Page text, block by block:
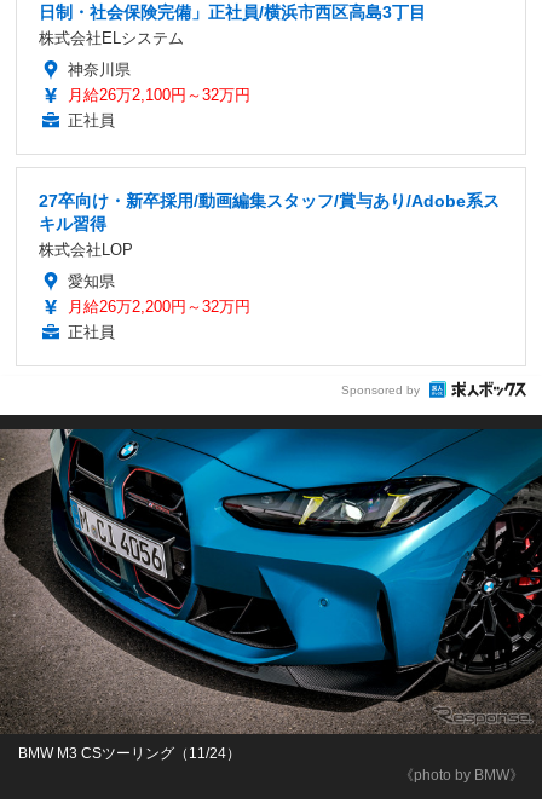
日制・社会保険完備」正社員/横浜市西区高島3丁目
株式会社ELシステム
神奈川県
月給26万2,100円～32万円
正社員
27卒向け・新卒採用/動画編集スタッフ/賞与あり/Adobe系ス
キル習得
株式会社LOP
愛知県
月給26万2,200円～32万円
正社員
Sponsored by
《photo by BMW》
BMW M3 CSツーリング（11/24）